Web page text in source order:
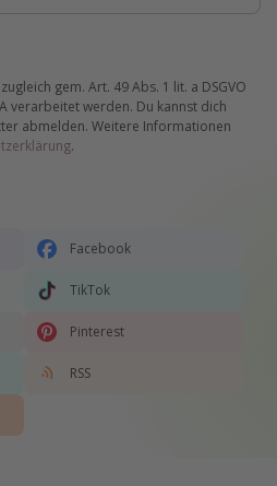
gem. Art. 49 Abs. 1 lit. a DSGVO
verarbeitet werden. Du kannst dich
abmelden. Weitere Informationen
.
Facebook
TikTok
Pinterest
RSS